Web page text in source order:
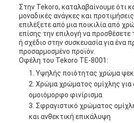
Στην Tekoro, καταλαβαίνουμε ότι
μοναδικές ανάγκες και
επιλέξετε από μια ποικιλία από
επίσης την επιλογή να προσθέσετε
ή σχέδιο στην συσκευασία για ένα
προσαρμοσμένο προϊόν.
Οφέλη του Tekoro TE-8001:
Υψηλής ποιότητας χρώμα
Χρώμα χρώματος ομίχλης για
ομοιόμορφο φινίρισμα
Σφραγιστικό χρώματος
και ανθεκτική επικάλυψη